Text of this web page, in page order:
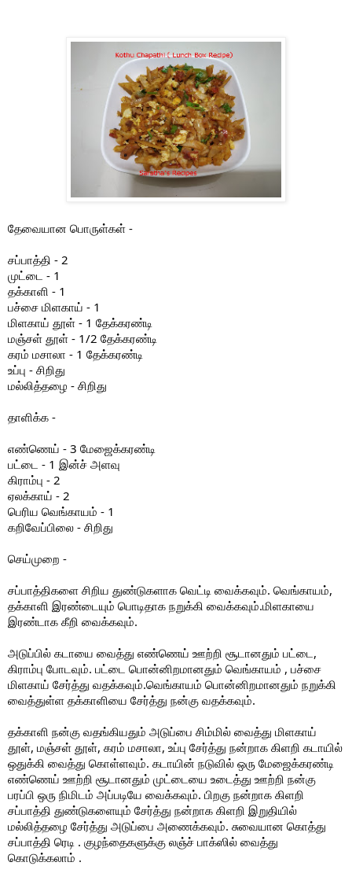
தேவையான பொருள்கள் -
சப்பாத்தி - 2
முட்டை - 1
தக்காளி - 1
பச்சை மிளகாய் - 1
மிளகாய் தூள் - 1 தேக்கரண்டி
மஞ்சள் தூள் - 1/2 தேக்கரண்டி
கரம் மசாலா - 1 தேக்கரண்டி
உப்பு - சிறிது
மல்லித்தழை - சிறிது
தாளிக்க -
எண்ணெய் - 3 மேஜைக்கரண்டி
பட்டை - 1 இன்ச் அளவு
கிராம்பு - 2
ஏலக்காய் - 2
பெரிய வெங்காயம் - 1
கறிவேப்பிலை - சிறிது
செய்முறை -
சப்பாத்திகளை சிறிய துண்டுகளாக வெட்டி வைக்கவும். வெங்காயம்,
தக்காளி இரண்டையும் பொடிதாக நறுக்கி வைக்கவும்.மிளகாயை
இரண்டாக கீறி வைக்கவும்.
அடுப்பில் கடாயை வைத்து எண்ணெய் ஊற்றி சூடானதும் பட்டை,
கிராம்பு போடவும். பட்டை பொன்னிறமானதும் வெங்காயம் , பச்சை
மிளகாய் சேர்த்து வதக்கவும்.வெங்காயம் பொன்னிறமானதும் நறுக்கி
வைத்துள்ள தக்காளியை சேர்த்து நன்கு வதக்கவும்.
தக்காளி நன்கு வதங்கியதும் அடுப்பை சிம்மில் வைத்து மிளகாய்
தூள், மஞ்சள் தூள், கரம் மசாலா, உப்பு சேர்த்து நன்றாக கிளறி கடாயில்
ஒதுக்கி வைத்து கொள்ளவும். கடாயின் நடுவில் ஒரு மேஜைக்கரண்டி
எண்ணெய் ஊற்றி சூடானதும் முட்டையை உடைத்து ஊற்றி நன்கு
பரப்பி ஒரு நிமிடம் அப்படியே வைக்கவும். பிறகு நன்றாக கிளறி
சப்பாத்தி துண்டுகளையும் சேர்த்து நன்றாக கிளறி இறுதியில்
மல்லித்தழை சேர்த்து அடுப்பை அணைக்கவும். சுவையான கொத்து
சப்பாத்தி ரெடி . குழந்தைகளுக்கு லஞ்ச் பாக்ஸில் வைத்து
கொடுக்கலாம் .